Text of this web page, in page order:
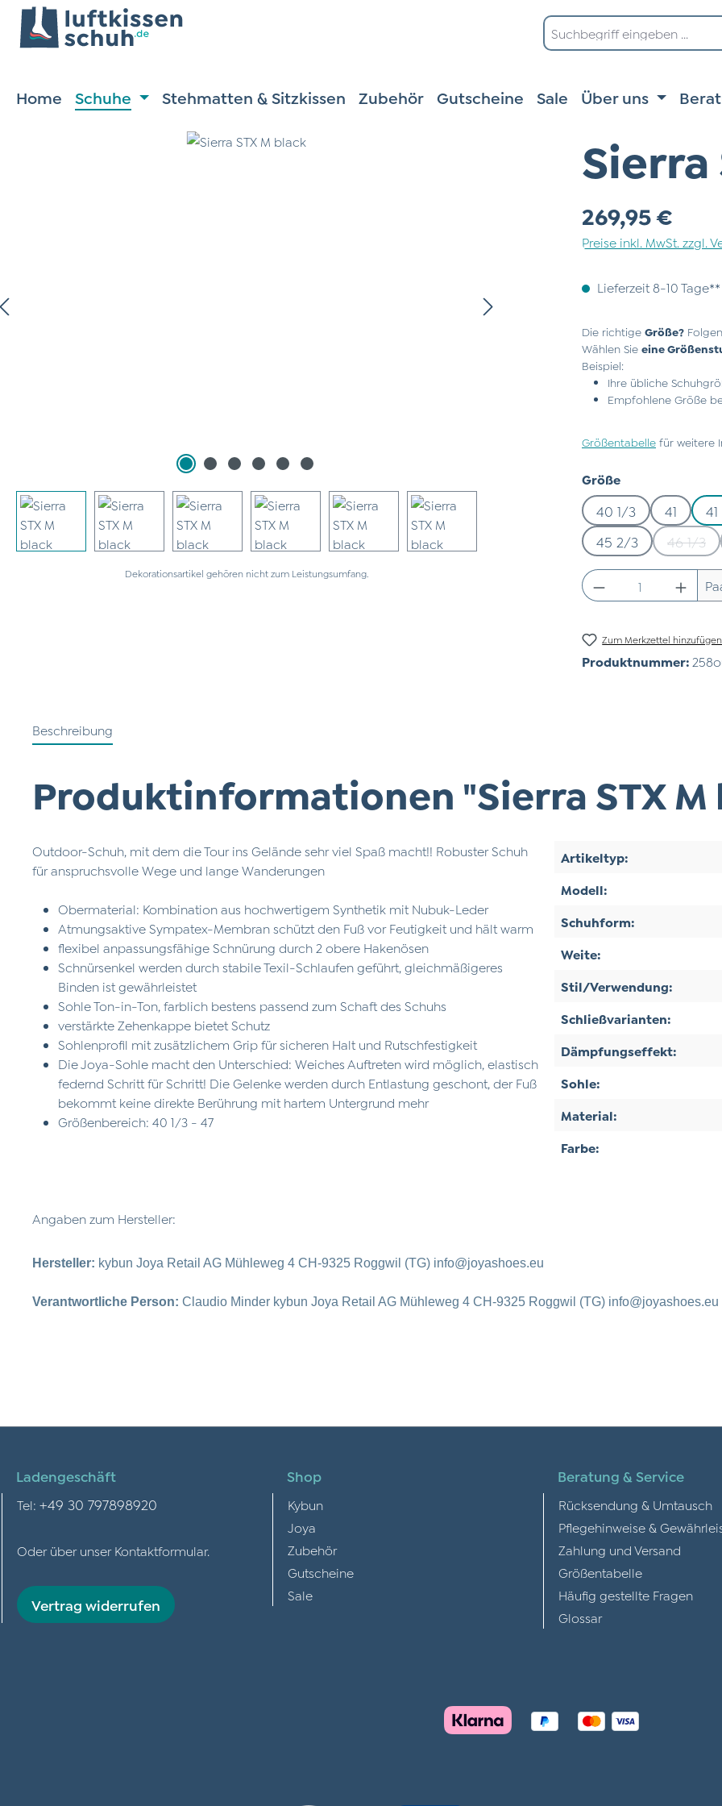
Hauptinhalt springen
Zur Suche springen
Zur Hauptnavigation springen
Home Schuhe Stehmatten & Sitzkissen Zubehör Gutscheine Sale Über uns
Dekorationsartikel gehören nicht zum Leistungsumfang.
Sierra
Regulärer Preis:
269,95 €
Preise inkl. MwSt. zzgl.
Lieferzeit 8-10 Tage**
Die richtige Größe?
Wählen Sie eine
Beispiel:
Ihre übliche
Empfohlene Größe
Größentabelle für weitere
Größeauswählen
40 1/3 41
45 2/3 46 1/3
Produkt
Zum Merkzettel hinzufügen
Produktnummer:
Beschreibung
Produktinformationen "Sierra STX M
Outdoor-Schuh, mit dem die Tour ins Gelände sehr viel Spaß macht!! Robuster Schuh
für anspruchsvolle Wege und lange Wanderungen
Obermaterial: Kombination aus hochwertigem Synthetik mit Nubuk-Leder
Atmungsaktive Sympatex-Membran schützt den Fuß vor Feutigkeit und hält warm
flexibel anpassungsfähige Schnürung durch 2 obere Hakenösen
Schnürsenkel werden durch stabile Texil-Schlaufen geführt, gleichmäßigeres
Binden ist gewährleistet
Sohle Ton-in-Ton, farblich bestens passend zum Schaft des Schuhs
verstärkte Zehenkappe bietet Schutz
Sohlenprofil mit zusätzlichem Grip für sicheren Halt und Rutschfestigkeit
Die Joya-Sohle macht den Unterschied: Weiches Auftreten wird möglich, elastisch
federnd Schritt für Schritt! Die Gelenke werden durch Entlastung geschont, der Fuß
bekommt keine direkte Berührung mit hartem Untergrund mehr
Größenbereich: 40 1/3 - 47
Artikeltyp:
Modell:
Schuhform:
Weite:
Stil/Verwendung:
Schließvarianten:
Dämpfungseffekt:
Sohle:
Material:
Farbe:
Angaben zum Hersteller:
Hersteller: kybun Joya Retail AG Mühleweg 4 CH-9325 Roggwil (TG) info@joyashoes.eu
Verantwortliche Person: Claudio Minder kybun Joya Retail AG Mühleweg 4 CH-9325 Roggwil (TG) info@joyashoes.eu
Ladengeschäft
Tel: +49 30 797898920
Oder über unser Kontaktformular.
Vertrag widerrufen
Shop
Kybun
Joya
Zubehör
Gutscheine
Sale
Beratung & Service
Rücksendung & Umtausch
Pflegehinweise &
Zahlung und Versand
Größentabelle
Häufig gestellte Fragen
Glossar